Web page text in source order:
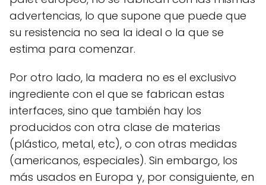
advertencias, lo que supone que puede que
su resistencia no sea la ideal o la que se
estima para comenzar.
Por otro lado, la madera no es el exclusivo
ingrediente con el que se fabrican estas
interfaces, sino que también hay los
producidos con otra clase de materias
(plástico, metal, etc), o con otras medidas
(americanos, especiales). Sin embargo, los
más usados en Europa y, por consiguiente, en